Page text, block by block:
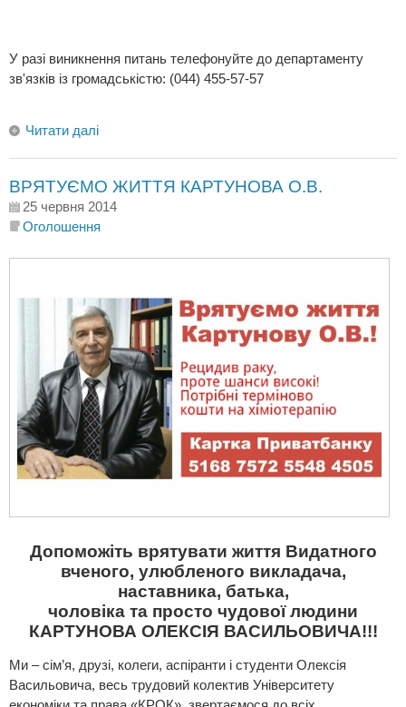
У разі виникнення питань телефонуйте до департаменту
зв'язків із громадськістю: (044) 455-57-57
Читати далі
ВРЯТУЄМО ЖИТТЯ КАРТУНОВА О.В.
25 червня 2014
Оголошення
Допоможіть врятувати життя Видатного
вченого, улюбленого викладача,
наставника, батька,
чоловіка та просто чудової людини
КАРТУНОВА ОЛЕКСІЯ ВАСИЛЬОВИЧА!!!
Ми – сім’я, друзі, колеги, аспіранти і студенти Олексія
Васильовича, весь трудовий колектив Університету